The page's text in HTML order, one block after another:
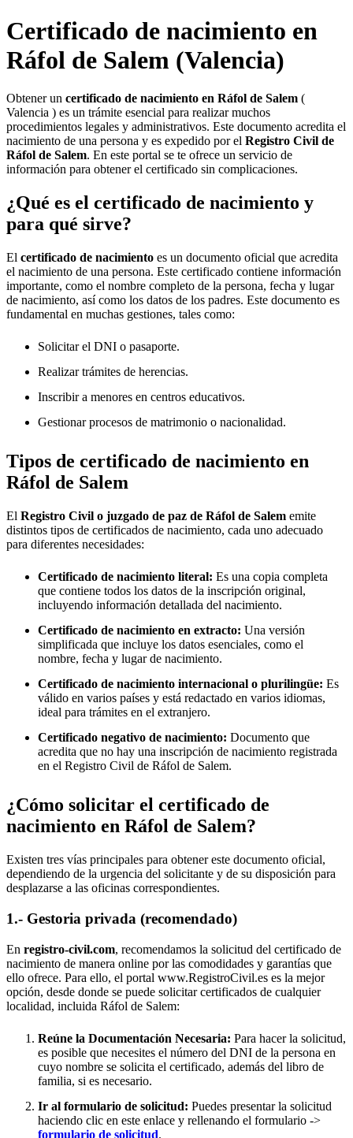
Certificado de nacimiento en
Ráfol de Salem (Valencia)
Obtener un certificado de nacimiento en Ráfol de Salem (
Valencia ) es un trámite esencial para realizar muchos
procedimientos legales y administrativos. Este documento acredita el
nacimiento de una persona y es expedido por el Registro Civil de
Ráfol de Salem. En este portal se te ofrece un servicio de
información para obtener el certificado sin complicaciones.
¿Qué es el certificado de nacimiento y
para qué sirve?
El certificado de nacimiento es un documento oficial que acredita
el nacimiento de una persona. Este certificado contiene información
importante, como el nombre completo de la persona, fecha y lugar
de nacimiento, así como los datos de los padres. Este documento es
fundamental en muchas gestiones, tales como:
Solicitar el DNI o pasaporte.
Realizar trámites de herencias.
Inscribir a menores en centros educativos.
Gestionar procesos de matrimonio o nacionalidad.
Tipos de certificado de nacimiento en
Ráfol de Salem
El Registro Civil o juzgado de paz de Ráfol de Salem emite
distintos tipos de certificados de nacimiento, cada uno adecuado
para diferentes necesidades:
Certificado de nacimiento literal: Es una copia completa
que contiene todos los datos de la inscripción original,
incluyendo información detallada del nacimiento.
Certificado de nacimiento en extracto: Una versión
simplificada que incluye los datos esenciales, como el
nombre, fecha y lugar de nacimiento.
Certificado de nacimiento internacional o plurilingüe: Es
válido en varios países y está redactado en varios idiomas,
ideal para trámites en el extranjero.
Certificado negativo de nacimiento: Documento que
acredita que no hay una inscripción de nacimiento registrada
en el Registro Civil de Ráfol de Salem.
¿Cómo solicitar el certificado de
nacimiento en Ráfol de Salem?
Existen tres vías principales para obtener este documento oficial,
dependiendo de la urgencia del solicitante y de su disposición para
desplazarse a las oficinas correspondientes.
1.- Gestoria privada (recomendado)
En registro-civil.com, recomendamos la solicitud del certificado de
nacimiento de manera online por las comodidades y garantías que
ello ofrece. Para ello, el portal www.RegistroCivil.es es la mejor
opción, desde donde se puede solicitar certificados de cualquier
localidad, incluida Ráfol de Salem:
Reúne la Documentación Necesaria: Para hacer la solicitud,
es posible que necesites el número del DNI de la persona en
cuyo nombre se solicita el certificado, además del libro de
familia, si es necesario.
Ir al formulario de solicitud: Puedes presentar la solicitud
haciendo clic en este enlace y rellenando el formulario ->
formulario de solicitud.